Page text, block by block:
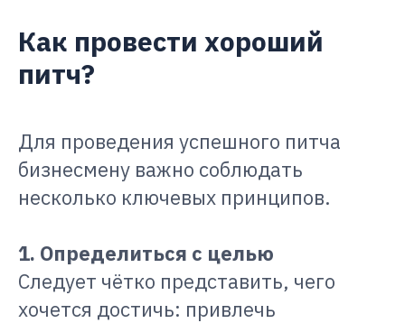
Как провести хороший
питч?
Для проведения успешного питча
бизнесмену важно соблюдать
несколько ключевых принципов.
1. Определиться с целью
Следует чётко представить, чего
хочется достичь: привлечь